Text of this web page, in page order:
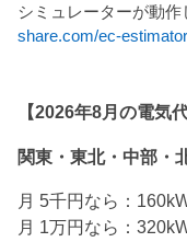
シミュレーターが動
share.com/ec-
【2026年8月の電気
関東・東北・中部・
月 5千円なら：
月 1万円なら：